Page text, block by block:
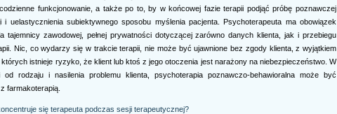
funkcjonowanie, a także po to, by w końcowej fazie terapii podjąć próbę poznawczej
i uelastycznienia subiektywnego sposobu myślenia pacjenta. Psychoterapeuta ma obowiązek
tajemnicy zawodowej, pełnej prywatności dotyczącej zarówno danych klienta, jak i przebiegu
Nic, co wydarzy się w trakcie terapii, nie może być ujawnione bez zgody klienta, z wyjątkiem
istnieje ryzyko, że klient lub ktoś z jego otoczenia jest narażony na niebezpieczeństwo. W
od rodzaju i nasilenia problemu klienta, psychoterapia poznawczo-behawioralna może być
farmakoterapią.
się terapeuta podczas sesji terapeutycznej?